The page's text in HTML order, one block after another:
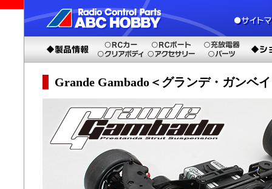
Grande Gambado＜グランデ・ガンベ